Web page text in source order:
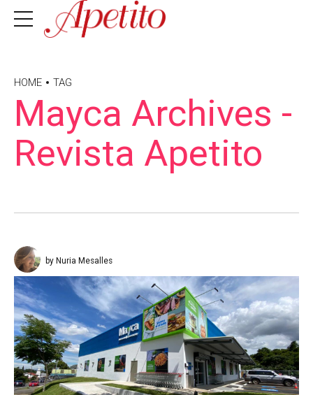
HOME TAG
Mayca Archives -
Revista Apetito
by Nuria Mesalles